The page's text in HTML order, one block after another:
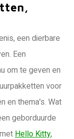
een dierbare
Een
om te geven en
voor
en thema's. Wat
geborduurde
Hello Kitty,